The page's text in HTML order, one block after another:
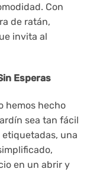
Con
de ratán,
invita al
Esperas
hemos hecho
sea tan fácil
etiquetadas, una
en un abrir y